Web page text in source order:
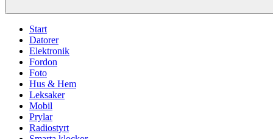
Start
Datorer
Elektronik
Fordon
Foto
Hus & Hem
Leksaker
Mobil
Prylar
Radiostyrt